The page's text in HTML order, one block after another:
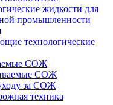
жидкости для
промышленности
технологические
СОЖ
СОЖ
за СОЖ
техника